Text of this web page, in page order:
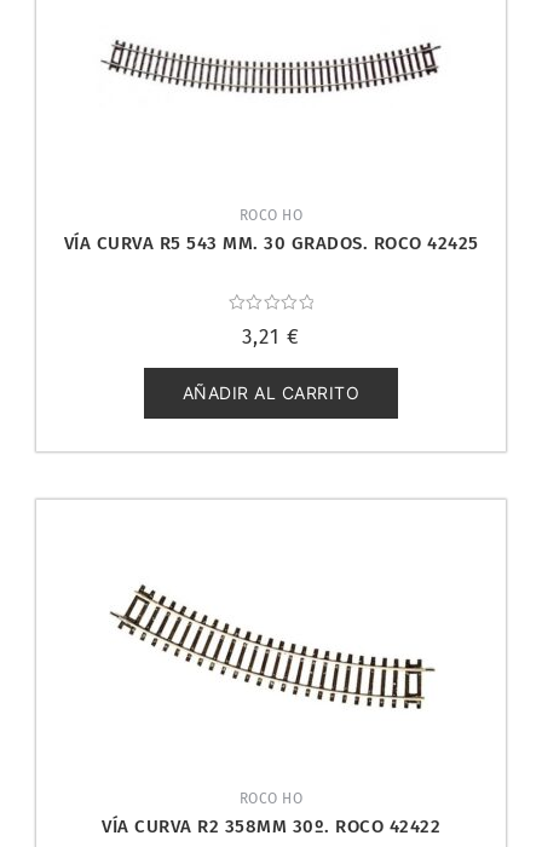
ROCO HO
VÍA CURVA R5 543 MM. 30 GRADOS. ROCO 42425
con
de
5
3,21 €
AÑADIR AL CARRITO
ROCO HO
VÍA CURVA R2 358MM 30º. ROCO 42422